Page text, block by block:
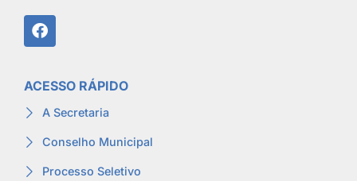
ACESSO RÁPIDO
A Secretaria
Conselho Municipal
Processo Seletivo